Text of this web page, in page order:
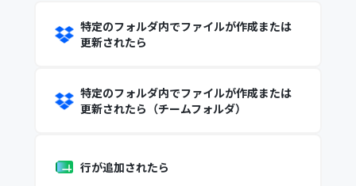
特定のフォルダ内でファイルが作成または
更新されたら
特定のフォルダ内でファイルが作成または
更新されたら（チームフォルダ）
行が追加されたら